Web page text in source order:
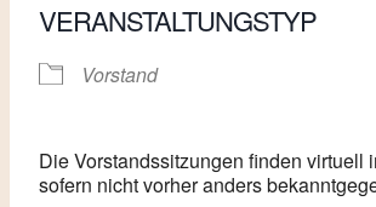
VERANSTALTUNGSTYP
Vorstand
Die Vorstandssitzungen finden virtuell
sofern nicht vorher anders